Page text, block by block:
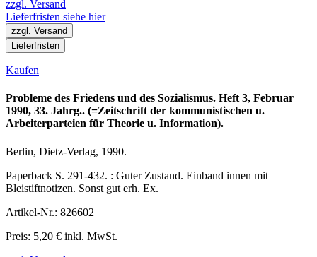
zzgl. Versand
Lieferfristen siehe hier
zzgl. Versand
Lieferfristen
Kaufen
Probleme des Friedens und des Sozialismus. Heft 3, Februar
1990, 33. Jahrg.. (=Zeitschrift der kommunistischen u.
Arbeiterparteien für Theorie u. Information).
Berlin, Dietz-Verlag, 1990.
Paperback S. 291-432. : Guter Zustand. Einband innen mit
Bleistiftnotizen. Sonst gut erh. Ex.
Artikel-Nr.: 826602
Preis: 5,20 € inkl. MwSt.